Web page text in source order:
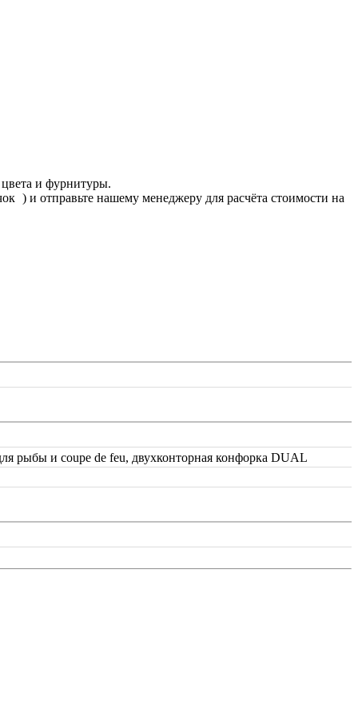
цвета и фурнитуры.
) и отправьте нашему менеджеру для расчёта стоимости на
рыбы и coupe de feu, двухконторная конфорка DUAL